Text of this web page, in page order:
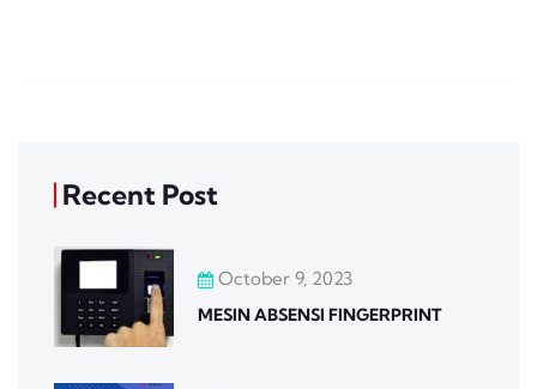
Recent Post
October 9, 2023
MESIN ABSENSI FINGERPRINT